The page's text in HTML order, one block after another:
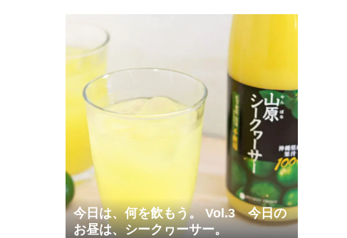
今日は、何を飲もう。 Vol.3 今日の
お昼は、シークヮーサー。